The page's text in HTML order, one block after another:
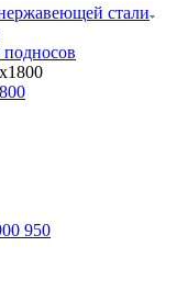
стали
950